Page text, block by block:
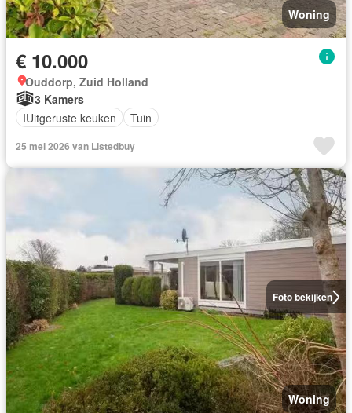
Woning
€ 10.000
Ouddorp, Zuid Holland
3 Kamers
IUitgeruste keuken
Tuin
25 mei 2026 van Listedbuy
Foto bekijken
Woning